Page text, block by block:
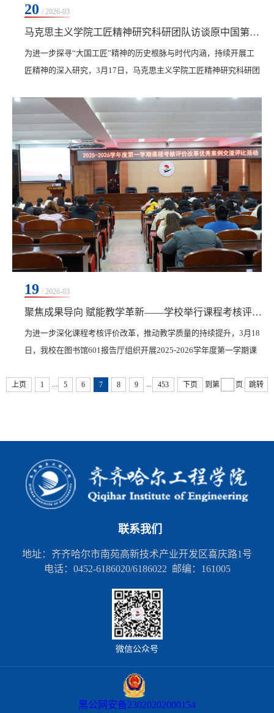
20 / 2026-03
马克思主义学院工匠精神研究科研团队访谈原中国第一重型机械集团公司铆焊厂厂长李文孝
为进一步探寻“大国工匠”精神的历史根脉与时代内涵，持续开展工
匠精神的深入研究，3月17日，马克思主义学院工匠精神研究科研团
关对原中国第一重型机械集团公司铆焊厂厂长李文孝进行了深度访
谈。李文孝厂长出身普通家庭，父亲“诚实、能吃苦、廉洁”的言传
身教，以及“上级不可到下级家中吃饭”等家训，为他日后坚守原则
奠定了坚实基础。中学时担任班长的经历，培养...
19 / 2026-03
聚焦成果导向 赋能教学革新——学校举行课程考核评价改革优秀案例交流评比活动
为进一步深化课程考核评价改革，推动教学质量的持续提升，3月18
日，我校在图书馆601报告厅组织开展2025-2026学年度第一学期课
一线教学经验，推广科学、多元、注重过程与能力养成的评价方
上页 1 ... 5 6 7 8 9 ... 453 下页 到第 页 跳转
联系我们
地址：齐齐哈尔市南苑高新技术产业开发区喜庆路1号
电话：0452-6186020/6186022 邮编：161005
微信公众号
黑公网安备23020202000154